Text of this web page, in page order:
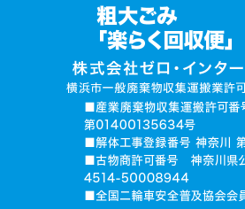
ご利用の流れ
運営会社
無許可業者に注意
お電話でお見積り依頼